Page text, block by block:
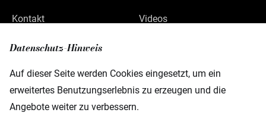
Datenschutz-Hinweis
Auf dieser Seite werden Cookies eingesetzt, um ein
erweitertes Benutzungserlebnis zu erzeugen und die
Angebote weiter zu verbessern.
Kontakt Videos